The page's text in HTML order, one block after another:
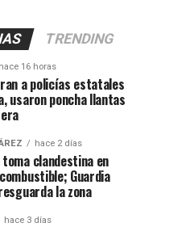
TRENDING
hace 16 horas
a policías estatales
usaron poncha llantas
hace 2 días
clandestina en
Guardia
la zona
hace 3 días